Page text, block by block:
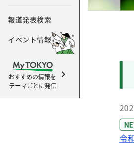
報道発表検索
イベント情報
おすすめの情報を
テーマごとに発信
令